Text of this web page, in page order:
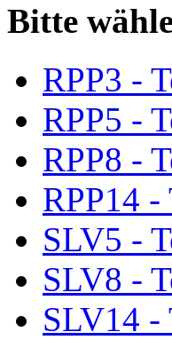
Bitte
RPP3 -
RPP5 -
RPP8 -
RPP14
SLV5 -
SLV8 -
SLV14 -